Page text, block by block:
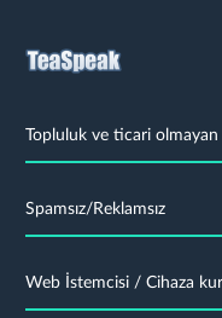
Topluluk ve ticari olmayan
Spamsız/Reklamsız
Web İstemcisi / Cihaza